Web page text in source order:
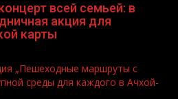
всей семьей: в
акция для
карты
„Пешеходные маршруты с
среды для каждого в Ачхой-